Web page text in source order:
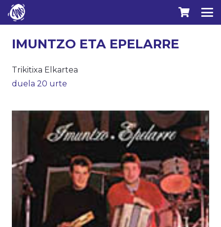
IMUNTZO ETA EPELARRE
Trikitixa Elkartea
duela 20 urte